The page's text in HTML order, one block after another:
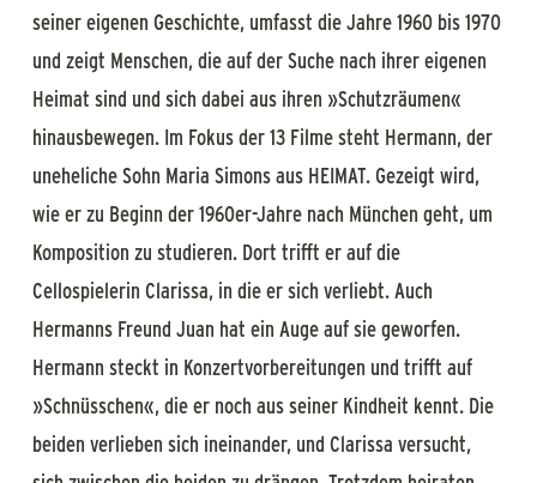
seiner eigenen Geschichte, umfasst die Jahre 1960 bis 1970
und zeigt Menschen, die auf der Suche nach ihrer eigenen
Heimat sind und sich dabei aus ihren »Schutzräumen«
hinausbewegen. Im Fokus der 13 Filme steht Hermann, der
uneheliche Sohn Maria Simons aus HEIMAT. Gezeigt wird,
wie er zu Beginn der 1960er-Jahre nach München geht, um
Komposition zu studieren. Dort trifft er auf die
Cellospielerin Clarissa, in die er sich verliebt. Auch
Hermanns Freund Juan hat ein Auge auf sie geworfen.
Hermann steckt in Konzertvorbereitungen und trifft auf
»Schnüsschen«, die er noch aus seiner Kindheit kennt. Die
beiden verlieben sich ineinander, und Clarissa versucht,